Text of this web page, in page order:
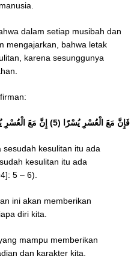
dalam setiap musibah dan
mengajarkan, bahwa letak
karena sesunggunya
فَإِنَّ مَعَ الْعُسْرِ يُسْرًا (5) إِنَّ مَعَ الْعُسْرِ يُسْرًا (6)
sesudah kesulitan itu ada
kesulitan itu ada
5 – 6).
ini akan memberikan
diri kita.
mampu memberikan
dan karakter kita.